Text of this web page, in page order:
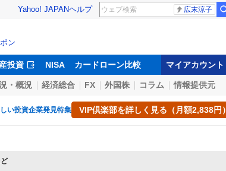
Yahoo! JAPANヘルプ 広末涼子
ン
投資 NISA カードローン比較 マイアカウント
・概況 経済総合 FX 外国株 コラム 情報提供元
い投資企業発見特集 VIP倶楽部を詳しく見る（月額2,838円）